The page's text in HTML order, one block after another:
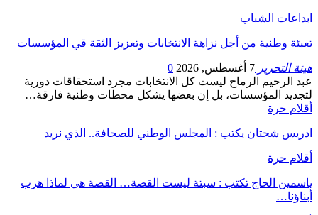
ابداعات الشباب
تعبئة وطنية من أجل نزاهة الانتخابات وتعزيز الثقة قي المؤسسات
هيئة التحرير 7 أغسطس, 2026
0
عبد الرحيم الرماح ليست كل الانتخابات مجرد استحقاقات دورية
لتجديد المؤسسات، بل إن بعضها يشكل محطات وطنية فارقة…
أقلام حرة
ادريس شحتان يكتب : المجلس الوطني للصحافة.. الذي نريد
أقلام حرة
ياسمين الحاج تكتب : سبتة ليست القصة… القصة هي لماذا هرب
أبناؤنا…